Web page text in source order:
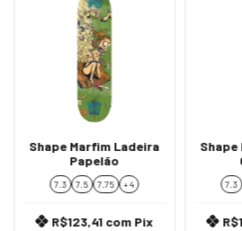
Shape Marfim Ladeira
Papelão
7.3 7.5 7.75 + 4
R$123,41 com Pix
Shape
7.3